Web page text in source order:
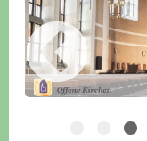
Slider Icon
Bild